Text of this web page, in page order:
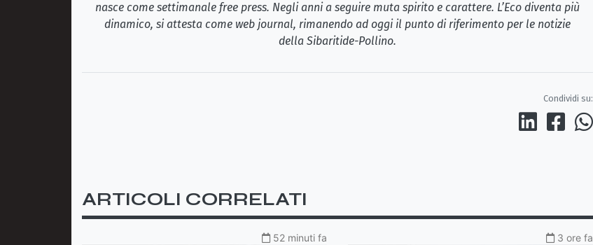
nasce come settimanale free press. Negli anni a seguire muta spirito e carattere. L’Eco diventa più
dinamico, si attesta come web journal, rimanendo ad oggi il punto di riferimento per le notizie
della Sibaritide-Pollino.
Condividi su:
ARTICOLI CORRELATI
52 minuti fa 3 ore fa